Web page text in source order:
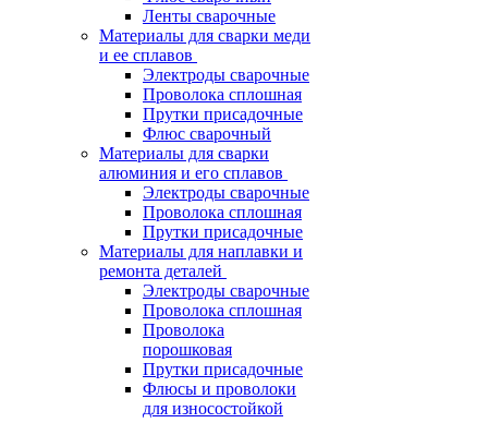
Ленты сварочные
Материалы для сварки меди
и ее сплавов
Электроды сварочные
Проволока сплошная
Прутки присадочные
Флюс сварочный
Материалы для сварки
алюминия и его сплавов
Электроды сварочные
Проволока сплошная
Прутки присадочные
Материалы для наплавки и
ремонта деталей
Электроды сварочные
Проволока сплошная
Проволока
порошковая
Прутки присадочные
Флюсы и проволоки
для износостойкой